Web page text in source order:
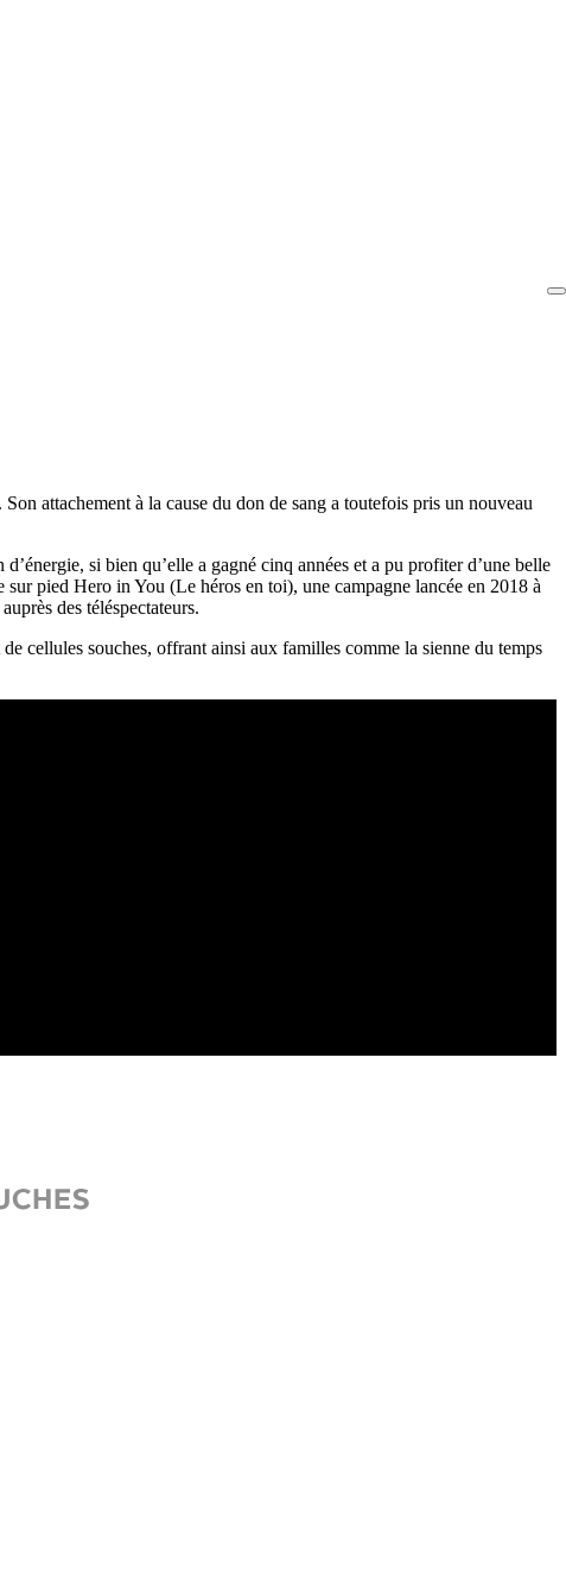
attachement à la cause du don de sang a toutefois pris un nouveau
si bien qu’elle a gagné cinq années et a pu profiter d’une belle
pied Hero in You (Le héros en toi), une campagne lancée en 2018 à
des téléspectateurs.
cellules souches, offrant ainsi aux familles comme la sienne du temps